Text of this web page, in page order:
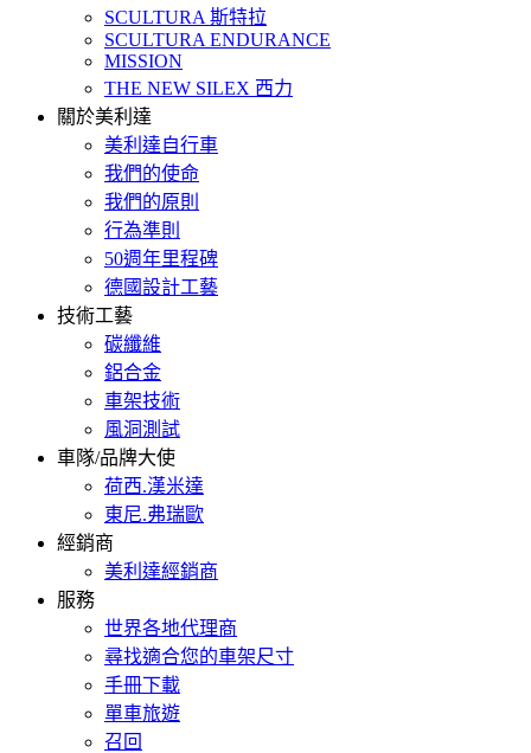
SCULTURA 斯特拉
SCULTURA ENDURANCE
MISSION
THE NEW SILEX 西力
關於美利達
美利達自行車
我們的使命
我們的原則
行為準則
50週年里程碑
德國設計工藝
技術工藝
碳纖維
鋁合金
車架技術
風洞測試
車隊/品牌大使
荷西.漢米達
東尼.弗瑞歐
經銷商
美利達經銷商
服務
世界各地代理商
尋找適合您的車架尺寸
手冊下載
單車旅遊
召回